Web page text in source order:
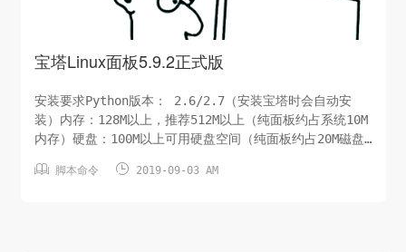
宝塔Linux面板5.9.2正式版
安装要求Python版本： 2.6/2.7（安装宝塔时会自动安
装）内存：128M以上，推荐512M以上（纯面板约占系统10M
内存）硬盘：100M以上可用硬盘空间（纯面板约占20M磁盘
Fedora 请点这里)，确保是干净的操作系统，不支持32位
 脚本命令  2019-09-03 AM